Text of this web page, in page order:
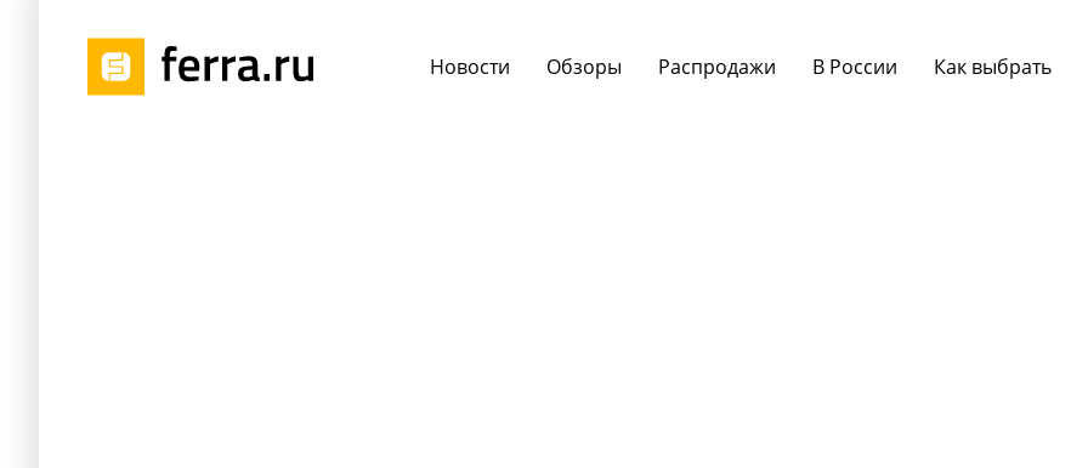
Новости Обзоры Распродажи В России Как выбрать